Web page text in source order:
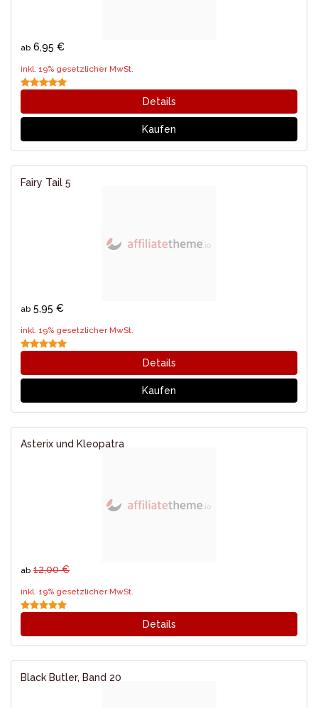
ab 6,95 €
inkl. 19% gesetzlicher MwSt.
Details
Kaufen
Fairy Tail 5
ab 5,95 €
inkl. 19% gesetzlicher MwSt.
Details
Kaufen
Asterix und Kleopatra
ab 12,00 €
inkl. 19% gesetzlicher MwSt.
Details
Black Butler, Band 20